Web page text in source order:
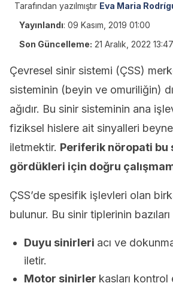
Tarafından yazılmıştır Eva Maria
Yayınlandı: 09 Kasım, 2019 01:00
Son Güncelleme: 21 Aralık, 2022 13:47
Çevresel sinir sistemi (ÇSS)
sisteminin (beyin ve omuriliğin)
ağıdır. Bu sinir sisteminin ana
fiziksel hislere ait sinyalleri beyne
iletmektir. Periferik nöropati bu
gördükleri için doğru
ÇSS’de spesifik işlevleri olan
bulunur. Bu sinir tiplerinin bazıları
Duyu sinirleri acı ve
iletir.
Motor sinirler kasları kontrol